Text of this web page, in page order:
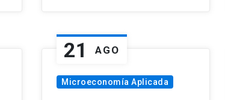
21 AGO
Microeconomía Aplicada